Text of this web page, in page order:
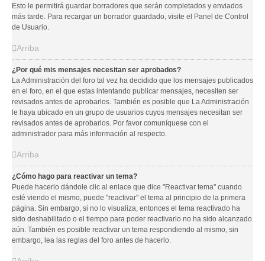
Esto le permitirá guardar borradores que serán completados y enviados
más tarde. Para recargar un borrador guardado, visite el Panel de Control
de Usuario.
Arriba
¿Por qué mis mensajes necesitan ser aprobados?
La Administración del foro tal vez ha decidido que los mensajes publicados
en el foro, en el que estas intentando publicar mensajes, necesiten ser
revisados antes de aprobarlos. También es posible que La Administración
le haya ubicado en un grupo de usuarios cuyos mensajes necesitan ser
revisados antes de aprobarlos. Por favor comuníquese con el
administrador para más información al respecto.
Arriba
¿Cómo hago para reactivar un tema?
Puede hacerlo dándole clic al enlace que dice "Reactivar tema" cuando
esté viendo el mismo, puede "reactivar" el tema al principio de la primera
página. Sin embargo, si no lo visualiza, entonces el tema reactivado ha
sido deshabilitado o el tiempo para poder reactivarlo no ha sido alcanzado
aún. También es posible reactivar un tema respondiendo al mismo, sin
embargo, lea las reglas del foro antes de hacerlo.